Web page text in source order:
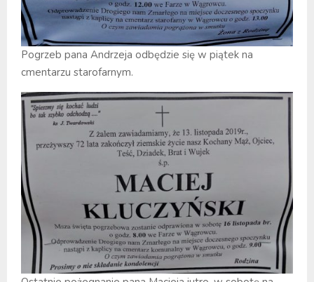
Pogrzeb pana Andrzeja odbędzie się w piątek na
cmentarzu starofarnym.